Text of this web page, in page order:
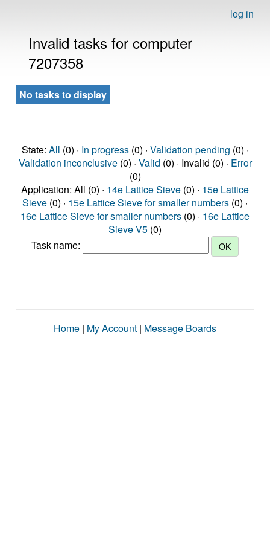
log in
Invalid tasks for computer
7207358
No tasks to display
State: All (0) · In progress(0) · Validation pending (0) ·
Validation inconclusive(0) · Valid (0) · Invalid (0) · Error
(0)
Application: All (0) · 14e Lattice Sieve (0) · 15e Lattice
Sieve (0) · 15e Lattice Sieve for smaller numbers (0) ·
16e Lattice Sieve for smaller numbers (0) · 16e Lattice
Sieve V5 (0)
Task name:
Home | My Account | Message Boards